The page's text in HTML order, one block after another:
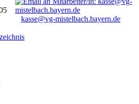
kasse@vg-mistelbach.bayern.de